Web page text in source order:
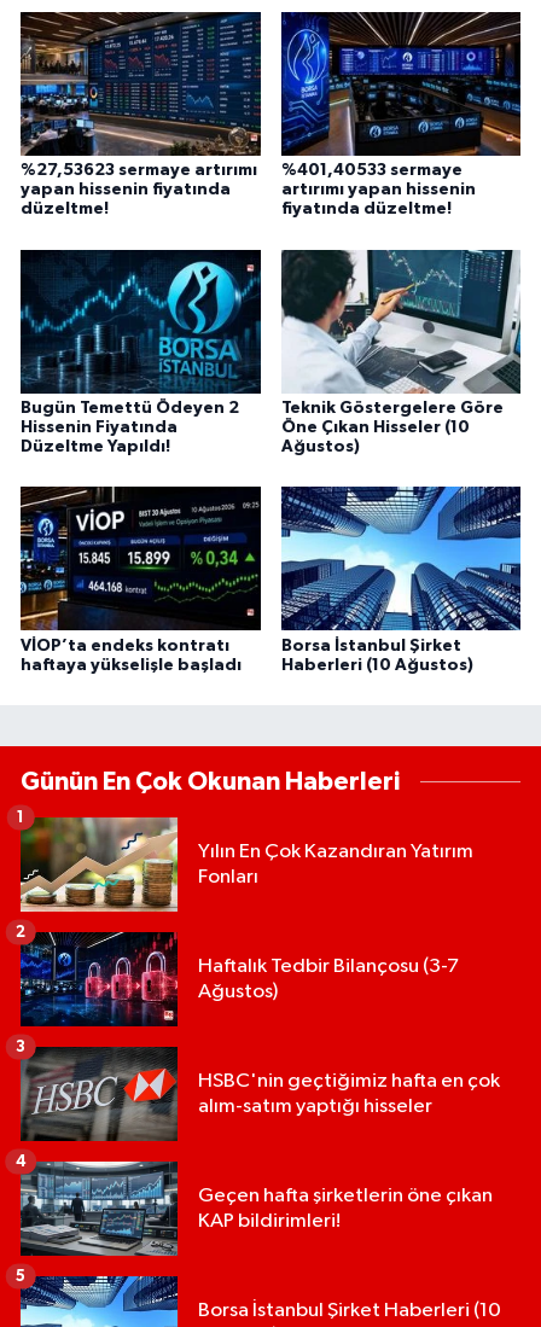
%27,53623 sermaye artırımı
yapan hissenin fiyatında
düzeltme!
%401,40533 sermaye
artırımı yapan hissenin
fiyatında düzeltme!
Bugün Temettü Ödeyen 2
Hissenin Fiyatında
Düzeltme Yapıldı!
Teknik Göstergelere Göre
Öne Çıkan Hisseler (10
Ağustos)
VİOP’ta endeks kontratı
haftaya yükselişle başladı
Borsa İstanbul Şirket
Haberleri (10 Ağustos)
Günün En Çok Okunan Haberleri
Yılın En Çok Kazandıran Yatırım
Fonları
1
Haftalık Tedbir Bilançosu (3-7
Ağustos)
2
HSBC'nin geçtiğimiz hafta en çok
alım-satım yaptığı hisseler
3
Geçen hafta şirketlerin öne çıkan
KAP bildirimleri!
4
Borsa İstanbul Şirket Haberleri (10
5